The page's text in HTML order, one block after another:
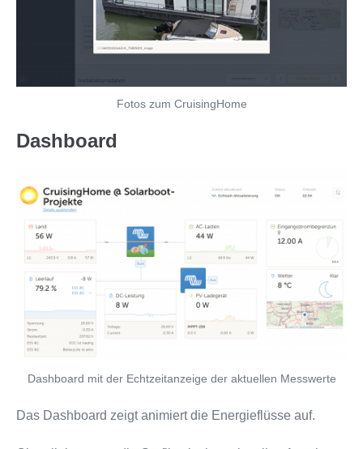
Fotos zum CruisingHome
Dashboard
Dashboard mit der Echtzeitanzeige der aktuellen Messwerte
Das Dashboard zeigt animiert die Energieflüsse auf.